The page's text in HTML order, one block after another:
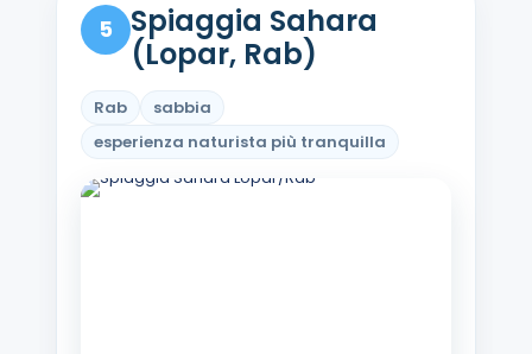
5
Spiaggia Sahara
(Lopar, Rab)
Rab
sabbia
esperienza naturista più tranquilla